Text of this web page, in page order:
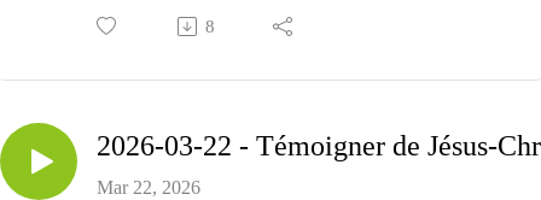
Passage biblique : Actes 22.22-23.11
Prédicateur : Alexandre Marquis
8
Mar 22, 2026